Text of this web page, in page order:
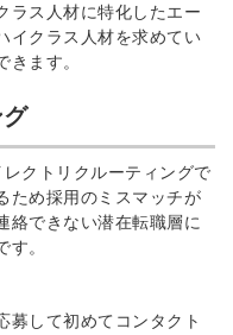
ラス人材に特化したエー
イクラス人材を求めてい
ます。
クトリクルーティングで
ため採用のミスマッチが
絡できない潜在転職層に
。
募して初めてコンタクト